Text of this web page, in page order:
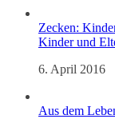
Zecken:
Kinder und
6. April 2016
Aus dem